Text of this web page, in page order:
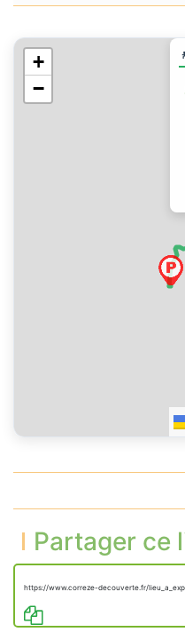
+
−
Partager ce
https://www.correze-decouverte.fr/